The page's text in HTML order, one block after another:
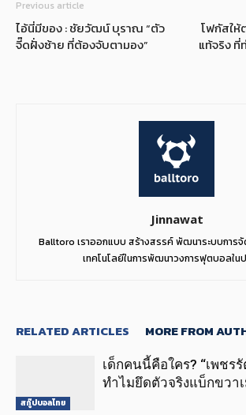
Previous article
ไอ้นี่มีของ : ชัยวัฒน์ บุราณ “ตัว
จี๊ดฝั่งซ้าย ที่ต้องจับตามอง”
โฟกัสให้
แท้จริง ที่
Jinnawat
Balltoro เราออกแบบ สร้างสรรค์ พัฒนาระบบการจั
เทคโนโลยีในการพัฒนาวงการฟุตบอลใน
RELATED ARTICLES MORE FROM
สกู๊ปบอลไทย
เด็กคนนี้คือใคร? “เพชร
ทำไมยึดตัวจริงแบ็กขวา